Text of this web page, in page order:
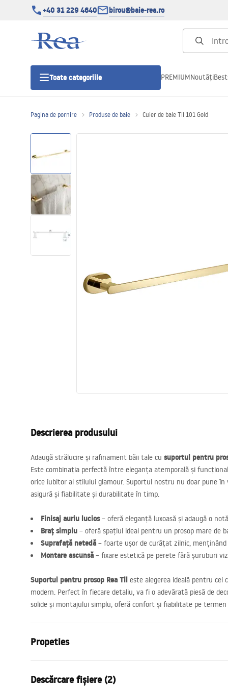
+40 31 229 4640 birou@baie-rea.ro
Toate categoriile
Usi pentru cabine de dus
Cadite de dus
Rigole Liniare
Vase WC si Bideuri
PREMIUMNoutăți
Pagina de pornire Produse de baie Cuier de baie Til 101 Gold
Descrierea produsului
Adaugă strălucire și rafinament băii tale cu suportul pentru
Este combinația perfectă între eleganța atemporală și
orice iubitor al stilului glamour. Suportul nostru nu doar pune în
asigură și fiabilitate și durabilitate în timp.
Finisaj auriu lucios– oferă eleganță luxoasă și adaugă o
Braț simplu – oferă spațiul ideal pentru un prosop mare de
Suprafață netedă – foarte ușor de curățat zilnic, menținând
Montare ascunsă – fixare estetică pe perete fără șuruburi
Suportul pentru prosop Rea Til este alegerea ideală pentru cei
modern. Perfect în fiecare detaliu, va fi o adevărată piesă de
solide și montajului simplu, oferă confort și fiabilitate pe termen
Propeties
Descărcare fișiere (2)